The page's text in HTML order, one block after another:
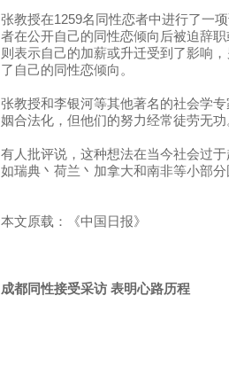
张教授在1259名同性恋者中进行了一
者在公开自己的同性恋倾向后被迫辞
则表示自己的加薪或升迁受到了影响
了自己的同性恋倾向。
张教授和李银河等其他著名的社会学
姻合法化，但他们的努力经常徒劳无功
有人批评说，这种想法在当今社会过
如瑞典丶荷兰丶加拿大和南非等小部
本文原载：《中国日报》
成都同性接受采访 表明心路历程